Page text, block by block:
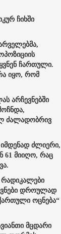
ჩიხში
ჩართული.
იყო, რომ
არჩევნებში
ძალადობრივ
ძლიერი,
61 მიიღო, რაც
რადიკალები
დროულად
ოცნება“
მცდარი